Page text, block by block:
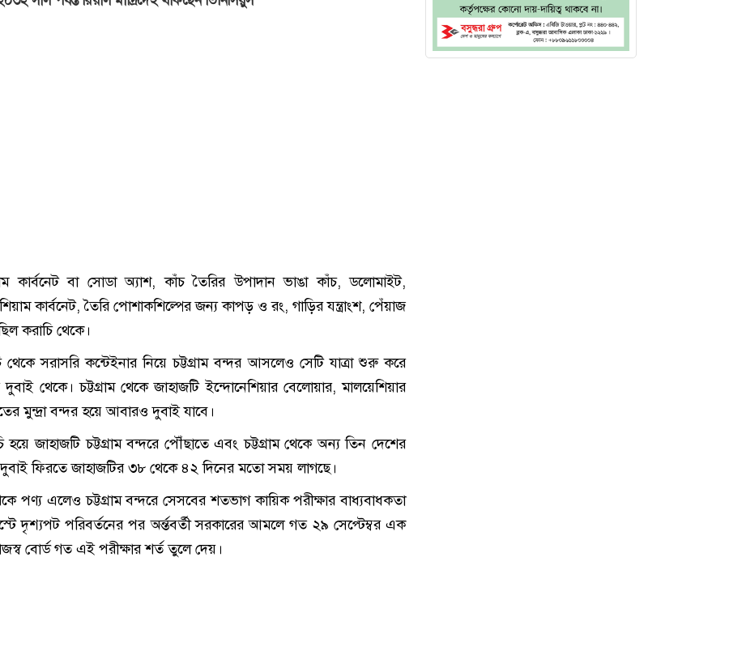
কার্বনেট বা সোডা অ্যাশ, কাঁচ তৈরির উপাদান ভাঙা কাঁচ, ডলোমাইট,
কার্বনেট, তৈরি পোশাকশিল্পের জন্য কাপড় ও রং, গাড়ির যন্ত্রাংশ, পেঁয়াজ
করাচি থেকে।
থেকে সরাসরি কন্টেইনার নিয়ে চট্টগ্রাম বন্দর আসলেও সেটি যাত্রা শুরু করে
থেকে। চট্টগ্রাম থেকে জাহাজটি ইন্দোনেশিয়ার বেলোয়ার, মালয়েশিয়ার
মুন্দ্রা বন্দর হয়ে আবারও দুবাই যাবে।
হয়ে জাহাজটি চট্টগ্রাম বন্দরে পৌঁছাতে এবং চট্টগ্রাম থেকে অন্য তিন দেশের
ফিরতে জাহাজটির ৩৮ থেকে ৪২ দিনের মতো সময় লাগছে।
পণ্য এলেও চট্টগ্রাম বন্দরে সেসবের শতভাগ কায়িক পরীক্ষার বাধ্যবাধকতা
দৃশ্যপট পরিবর্তনের পর অর্ন্তবর্তী সরকারের আমলে গত ২৯ সেপ্টেম্বর এক
বোর্ড গত এই পরীক্ষার শর্ত তুলে দেয়।